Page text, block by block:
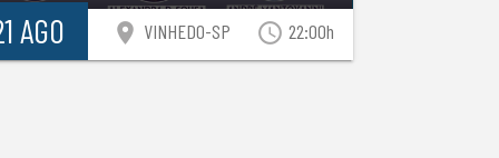
AGO location_on VINHEDO-SP access_time 22:00h